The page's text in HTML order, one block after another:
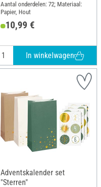
Aantal onderdelen: 72; Materiaal:
Papier, Hout
10,99 €
In winkelwagen
Adventskalender set
"Sterren"